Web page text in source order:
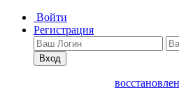
Войти
Регистрация
Вход